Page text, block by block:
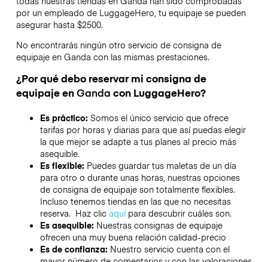
por un empleado de LuggageHero, tu equipaje se pueden
asegurar hasta $2500.
No encontrarás ningún otro servicio de consigna de
equipaje en Ganda con las mismas prestaciones.
¿Por qué debo reservar mi consigna de
equipaje enGanda con LuggageHero?
Es práctico: Somos el único servicio que ofrece
tarifas por horas y diarias para que así puedas elegir
la que mejor se adapte a tus planes al precio más
asequible.
Es flexible: Puedes guardar tus maletas de un día
para otro o durante unas horas, nuestras opciones
de consigna de equipaje son totalmente flexibles.
Incluso tenemos tiendas en las que no necesitas
reserva. Haz clic aquípara descubrir cuáles son.
Es asequible: Nuestras consignas de equipaje
ofrecen una muy buena relación calidad-precio
Es de confianza: Nuestro servicio cuenta con el